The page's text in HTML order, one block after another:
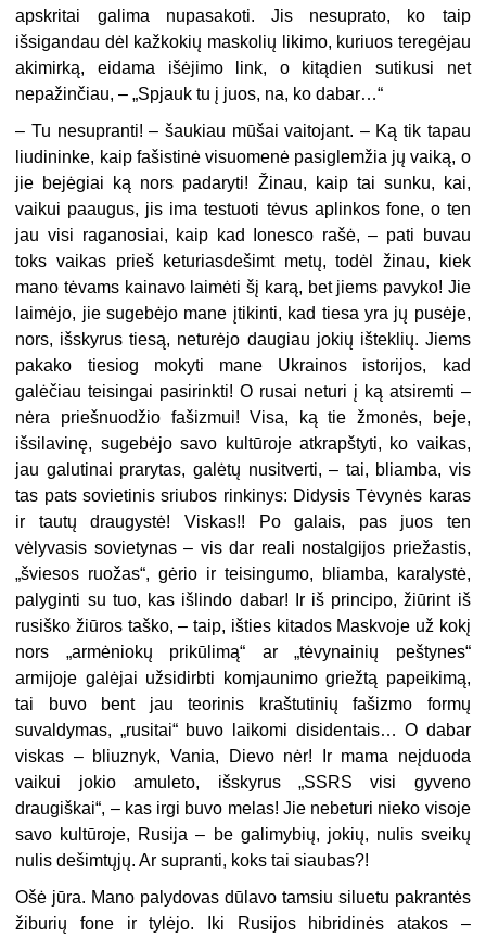
apskritai galima nupasakoti. Jis nesuprato, ko taip
išsigandau dėl kažkokių maskolių likimo, kuriuos teregėjau
akimirką, eidama išėjimo link, o kitądien sutikusi net
nepažinčiau, – „Spjauk tu į juos, na, ko dabar…“
– Tu nesupranti! – šaukiau mūšai vaitojant. – Ką tik tapau
liudininke, kaip fašistinė visuomenė pasiglemžia jų vaiką, o
jie bejėgiai ką nors padaryti! Žinau, kaip tai sunku, kai,
vaikui paaugus, jis ima testuoti tėvus aplinkos fone, o ten
jau visi raganosiai, kaip kad Ionesco rašė, – pati buvau
toks vaikas prieš keturiasdešimt metų, todėl žinau, kiek
mano tėvams kainavo laimėti šį karą, bet jiems pavyko! Jie
laimėjo, jie sugebėjo mane įtikinti, kad tiesa yra jų pusėje,
nors, išskyrus tiesą, neturėjo daugiau jokių išteklių. Jiems
pakako tiesiog mokyti mane Ukrainos istorijos, kad
galėčiau teisingai pasirinkti! O rusai neturi į ką atsiremti –
nėra priešnuodžio fašizmui! Visa, ką tie žmonės, beje,
išsilavinę, sugebėjo savo kultūroje atkrapštyti, ko vaikas,
jau galutinai prarytas, galėtų nusitverti, – tai, bliamba, vis
tas pats sovietinis sriubos rinkinys: Didysis Tėvynės karas
ir tautų draugystė! Viskas!! Po galais, pas juos ten
vėlyvasis sovietynas – vis dar reali nostalgijos priežastis,
„šviesos ruožas“, gėrio ir teisingumo, bliamba, karalystė,
palyginti su tuo, kas išlindo dabar! Ir iš principo, žiūrint iš
rusiško žiūros taško, – taip, išties kitados Maskvoje už kokį
nors „armėniokų prikūlimą“ ar „tėvynainių peštynes“
armijoje galėjai užsidirbti komjaunimo griežtą papeikimą,
tai buvo bent jau teorinis kraštutinių fašizmo formų
suvaldymas, „rusitai“ buvo laikomi disidentais… O dabar
viskas – bliuznyk, Vania, Dievo nėr! Ir mama neįduoda
vaikui jokio amuleto, išskyrus „SSRS visi gyveno
draugiškai“, – kas irgi buvo melas! Jie nebeturi nieko visoje
savo kultūroje, Rusija – be galimybių, jokių, nulis sveikų
nulis dešimtųjų. Ar supranti, koks tai siaubas?!
Ošė jūra. Mano palydovas dūlavo tamsiu siluetu pakrantės
žiburių fone ir tylėjo. Iki Rusijos hibridinės atakos –